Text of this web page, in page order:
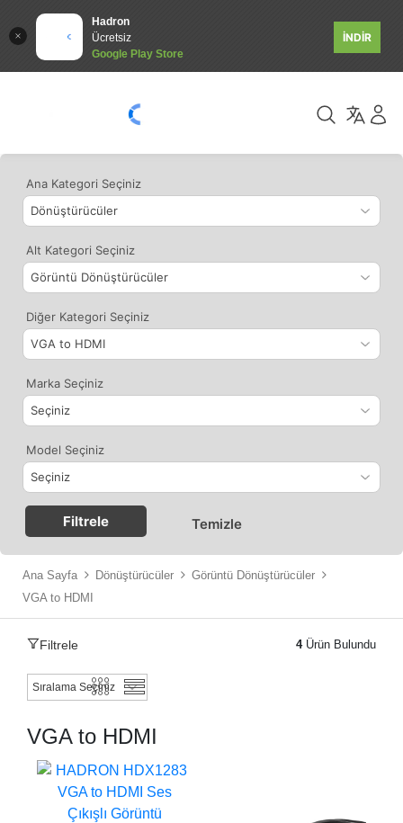
Hadron
Ücretsiz
Google Play Store
İNDİR
Ana Kategori Seçiniz
Alt Kategori Seçiniz
Diğer Kategori Seçiniz
Marka Seçiniz
Model Seçiniz
Filtrele Temizle
Ana Sayfa Dönüştürücüler
Görüntü Dönüştürücüler
VGA to HDMI
Filtrele 4Ürün Bulundu
VGA to HDMI